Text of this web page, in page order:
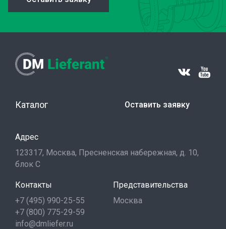
Каталог Оставить заявку
Адрес
123317, Москва, Пресненская набережная, д. 10,
блок С
Контакты
+7 (495) 990-25-55
+7 (800) 775-29-59
info@dmliefer.ru
Представительства
Москва